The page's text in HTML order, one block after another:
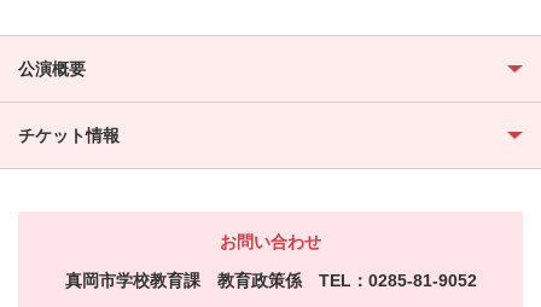
公演概要
チケット情報
お問い合わせ
真岡市学校教育課 教育政策係 TEL：0285-81-9052